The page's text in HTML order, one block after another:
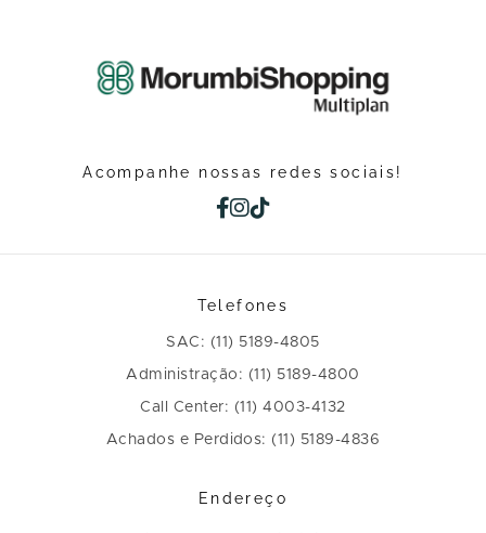
Acompanhe nossas redes sociais!
Telefones
SAC: (11) 5189-4805
Administração: (11) 5189-4800
Call Center: (11) 4003-4132
Achados e Perdidos: (11) 5189-4836
Endereço